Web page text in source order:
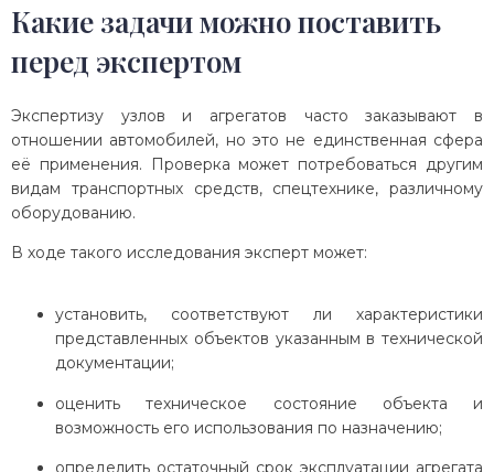
Какие задачи можно поставить
перед экспертом
Экспертизу узлов и агрегатов часто заказывают в
отношении автомобилей, но это не единственная сфера
её применения. Проверка может потребоваться другим
видам транспортных средств, спецтехнике, различному
оборудованию.
В ходе такого исследования эксперт может:
установить, соответствуют ли характеристики
представленных объектов указанным в технической
документации;
оценить техническое состояние объекта и
возможность его использования по назначению;
определить остаточный срок эксплуатации агрегата